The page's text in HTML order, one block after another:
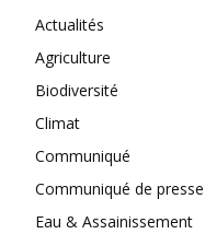
Actualités
Agriculture
Biodiversité
Climat
Communiqué
Communiqué de presse
Eau & Assainissement